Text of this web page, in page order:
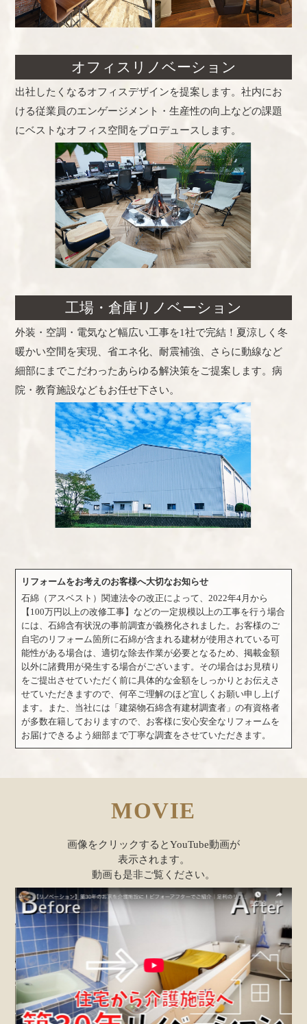
オフィスリノベーション
出社したくなるオフィスデザインを提案します。社内にお
ける従業員のエンゲージメント・生産性の向上などの課題
にベストなオフィス空間をプロデュースします。
工場・倉庫リノベーション
外装・空調・電気など幅広い工事を1社で完結！夏涼しく冬
暖かい空間を実現、省エネ化、耐震補強、さらに動線など
細部にまでこだわったあらゆる解決策をご提案します。病
院・教育施設などもお任せ下さい。
リフォームをお考えのお客様へ大切なお知らせ
石綿（アスベスト）関連法令の改正によって、2022年4月から
【100万円以上の改修工事】などの一定規模以上の工事を行う場合
には、石綿含有状況の事前調査が義務化されました。お客様のご
自宅のリフォーム箇所に石綿が含まれる建材が使用されている可
能性がある場合は、適切な除去作業が必要となるため、掲載金額
以外に諸費用が発生する場合がございます。その場合はお見積り
をご提出させていただく前に具体的な金額をしっかりとお伝えさ
せていただきますので、何卒ご理解のほど宜しくお願い申し上げ
ます。また、当社には「建築物石綿含有建材調査者」の有資格者
が多数在籍しておりますので、お客様に安心安全なリフォームを
お届けできるよう細部まで丁寧な調査をさせていただきます。
MOVIE
画像をクリックするとYouTube動画が
表示されます。
動画も是非ご覧ください。